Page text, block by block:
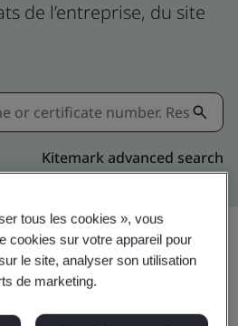
de l’entreprise, du site
Kitemark advanced search
tous les cookies », vous
cookies sur votre appareil pour
le site, analyser son utilisation
de marketing.